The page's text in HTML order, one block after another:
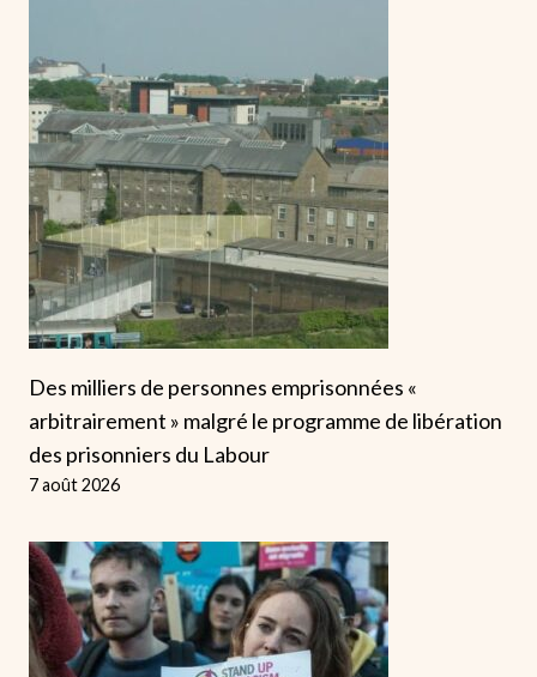
Des milliers de personnes emprisonnées «
arbitrairement » malgré le programme de libération
des prisonniers du Labour
7 août 2026